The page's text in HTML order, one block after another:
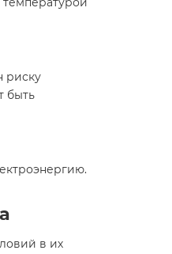
риску
быть
в их